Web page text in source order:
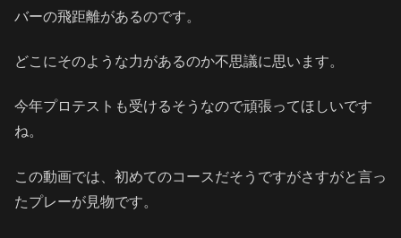
バーの飛距離があるのです。
どこにそのような力があるのか不思議に思います。
今年プロテストも受けるそうなので頑張ってほしいです
ね。
この動画では、初めてのコースだそうですがさすがと言っ
たプレーが見物です。